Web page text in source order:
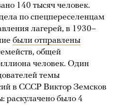
140 тысяч человек.
по спецпереселенцам
лагерей, в 1930–
были отправлены
общей
человек. Один
темы
в СССР Виктор Земсков
раскулачено было 4